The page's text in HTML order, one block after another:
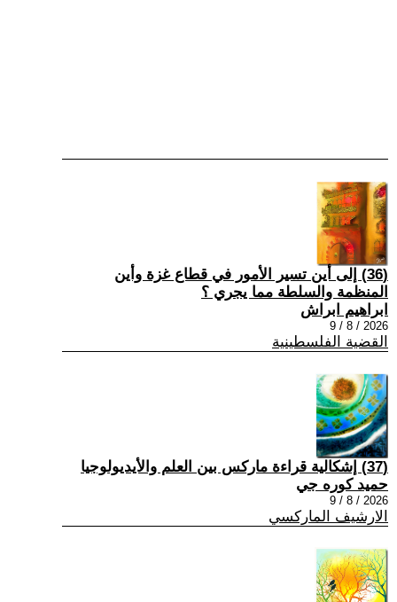
(36) إلى أين تسير الأمور في قطاع غزة وأين
المنظمة والسلطة مما يجري ؟
ابراهيم ابراش
2026 / 8 / 9
القضية الفلسطينية
(37) إشكالية قراءة ماركس بين العلم والأيديولوجيا
حميد كوره جي
2026 / 8 / 9
الارشيف الماركسي